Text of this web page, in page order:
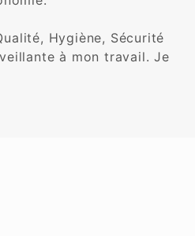
Hygiène, Sécurité
à mon travail. Je